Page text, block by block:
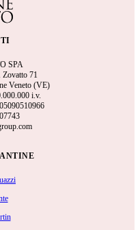
SPA
71
Veneto (VE)
i.v.